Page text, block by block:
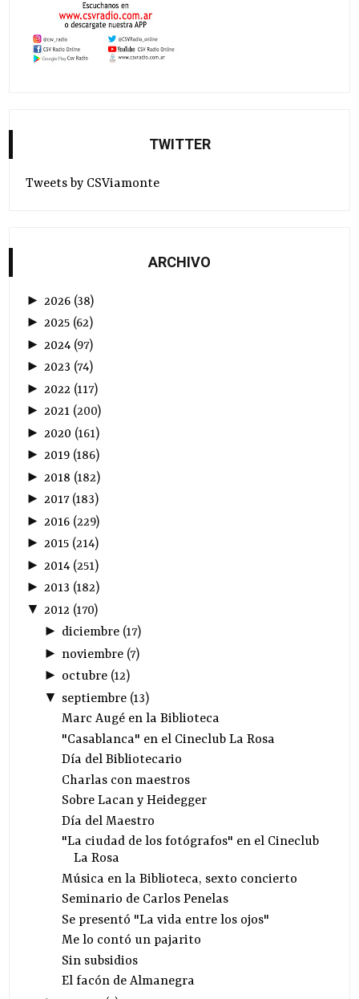
TWITTER
Tweets by CSViamonte
ARCHIVO
► 2026 (38)
►2025 (62)
► 2024 (97)
►2023 (74)
► 2022 (117)
►2021 (200)
► 2020 (161)
►2019 (186)
► 2018 (182)
►2017(183)
► 2016 (229)
►2015 (214)
► 2014 (251)
►2013 (182)
▼ 2012 (170)
► diciembre(17)
► noviembre(7)
► octubre(12)
▼ septiembre(13)
Marc Augé en la Biblioteca
"Casablanca" en el Cineclub La Rosa
Día del Bibliotecario
Charlas con maestros
Sobre Lacan y Heidegger
Día del Maestro
"La ciudad de los fotógrafos" en el Cineclub
La Rosa
Música en la Biblioteca, sexto concierto
Seminario de Carlos Penelas
Se presentó "La vida entre los ojos"
Me lo contó un pajarito
Sin subsidios
El facón de Almanegra